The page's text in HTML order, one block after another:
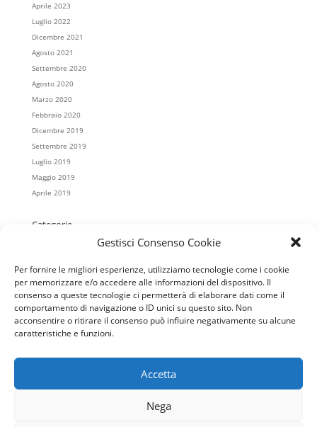
Gestisci Consenso Cookie
Per fornire le migliori esperienze, utilizziamo tecnologie come i cookie
per memorizzare e/o accedere alle informazioni del dispositivo. Il
consenso a queste tecnologie ci permetterà di elaborare dati come il
comportamento di navigazione o ID unici su questo sito. Non
acconsentire o ritirare il consenso può influire negativamente su alcune
caratteristiche e funzioni.
Accetta
Nega
Aprile 2023
Luglio 2022
Dicembre 2021
Agosto 2021
Settembre 2020
Agosto 2020
Marzo 2020
Febbraio 2020
Dicembre 2019
Settembre 2019
Luglio 2019
Maggio 2019
Aprile 2019
Categorie
Cristo Re
Regina Pacis
Salesiani
San Giovanni Battista